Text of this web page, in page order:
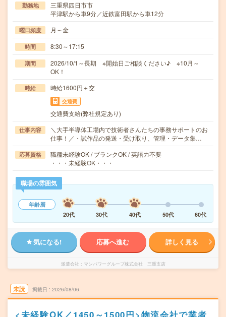
勤務地
三重県四日市市
平津駅から車9分／近鉄富田駅から車12分
曜日頻度 月～金
時間 8:30～17:15
期間
2026/10/1～長期 ※開始日ご相談ください♪ ※10月～
OK！
時給 時給1600円＋交
交通費
交通費支給(弊社規定あり)
仕事内容
＼大手半導体工場内で技術者さんたちの事務サポートのお
仕事！／・試作品の発送・受け取り、管理・データ集…
応募資格
職種未経験OK / ブランクOK / 英語力不要
・・・未経験OK・・・
職場の雰囲気
年齢層
20代
30代 40代 50代 60代
気になる! 応募へ進む 詳しく見る
派遣会社 マンパワーグループ株式会社 三重支店
未読 掲載日 2026/08/06
<未経験OK／1450～1500円>物流会社で業者